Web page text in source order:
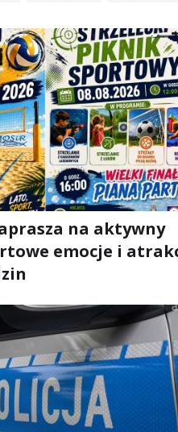
na aktywny
emocje i